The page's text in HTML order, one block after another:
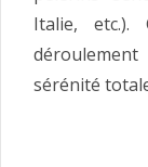
Italie,
sérénité